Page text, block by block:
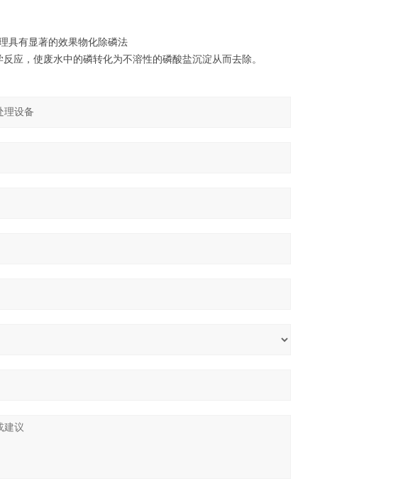
具有显著的效果物化除磷法
应，使废水中的磷转化为不溶性的磷酸盐沉淀从而去除。